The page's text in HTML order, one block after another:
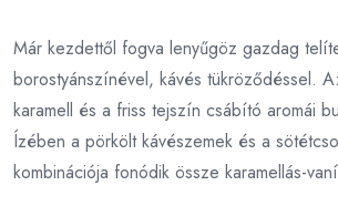
Már kezdettől fogva lenyűgöz gazdag
borostyánszínével, kávés tükröződéssel.
karamell és a friss tejszín csábító aromái
Ízében a pörkölt kávészemek és a
kombinációja fonódik össze karamellás-